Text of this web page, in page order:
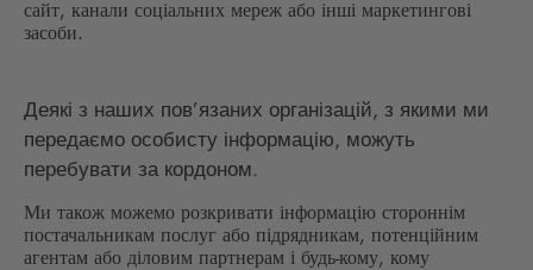
сайт, канали соціальних мереж або інші маркетингові
засоби.
Деякі з наших пов’язаних організацій, з якими ми
передаємо особисту інформацію, можуть
перебувати за кордоном.
Ми також можемо розкривати інформацію стороннім
постачальникам послуг або підрядникам, потенційним
агентам або діловим партнерам і будь-кому, кому